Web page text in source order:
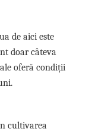
de aici este
doar câteva
oferă condiții
cultivarea